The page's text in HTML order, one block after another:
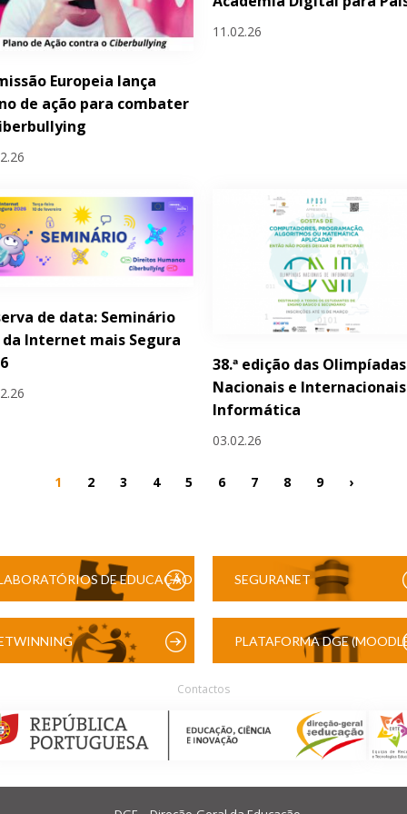
Europeia lança
de ação para combater
11.02.26
de data: Seminário
da Internet mais Segura
38.ª edição das Olimpíadas
Nacionais e
Informática
03.02.26
1 2 3 4 5 6 7 8 9 ›
DE EDUCAÇÃO SEGURANET
PLATAFORMA DGE
Contactos